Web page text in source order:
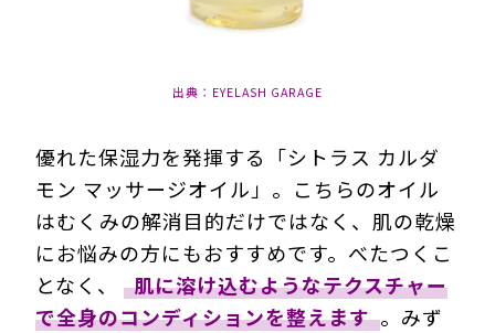
出典：EYELASH GARAGE
優れた保湿力を発揮する「シトラス カルダ
モン マッサージオイル」。こちらのオイル
はむくみの解消目的だけではなく、 肌の乾燥
にお悩みの方にもおすすめです。べたつくこ
となく、 肌に溶け込むようなテクスチャー
で全身のコンディションを整えます 。みず